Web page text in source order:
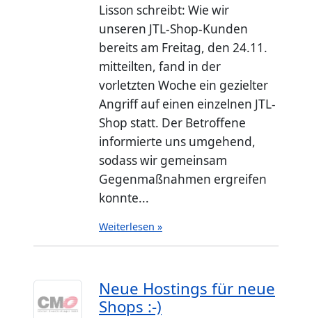
Lisson schreibt: Wie wir
unseren JTL-Shop-Kunden
bereits am Freitag, den 24.11.
mitteilten, fand in der
vorletzten Woche ein gezielter
Angriff auf einen einzelnen JTL-
Shop statt. Der Betroffene
informierte uns umgehend,
sodass wir gemeinsam
Gegenmaßnahmen ergreifen
konnte...
Weiterlesen »
Neue Hostings für neue
Shops :-)